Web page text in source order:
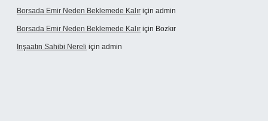
Borsada Emir Neden Beklemede Kalır için admin
Borsada Emir Neden Beklemede Kalır için Bozkır
Inşaatın Sahibi Nereli için admin